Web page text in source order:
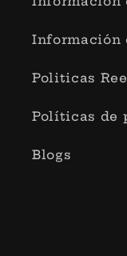
Información
Politicas
Políticas de
Blogs